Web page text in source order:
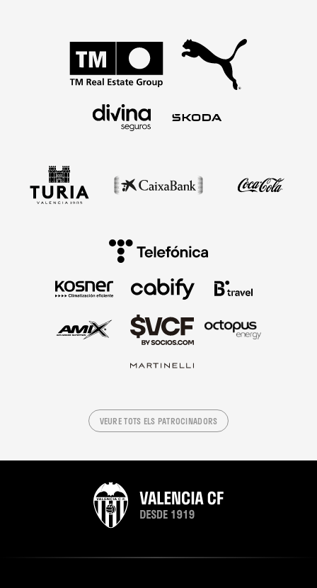
VEURE TOTS ELS PATROCINADORS